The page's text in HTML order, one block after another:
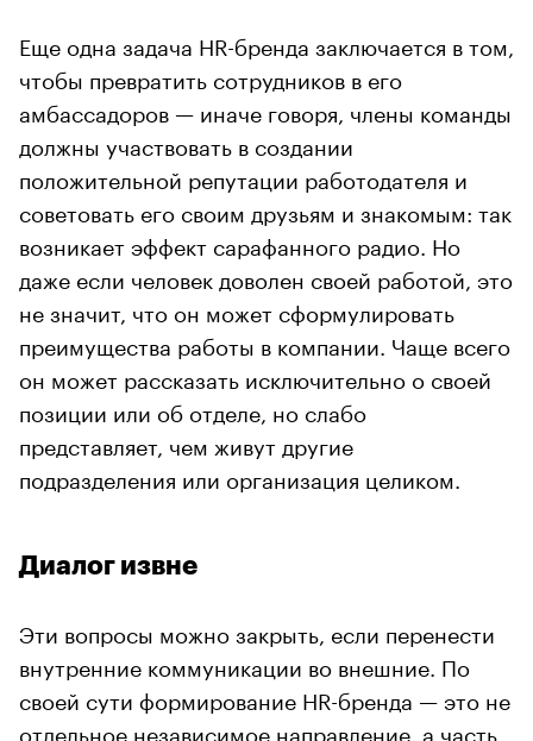
Еще одна задача HR-бренда заключается в том,
чтобы превратить сотрудников в его
амбассадоров — иначе говоря, члены команды
должны участвовать в создании
положительной репутации работодателя и
советовать его своим друзьям и знакомым: так
возникает эффект сарафанного радио. Но
даже если человек доволен своей работой, это
не значит, что он может сформулировать
преимущества работы в компании. Чаще всего
он может рассказать исключительно о своей
позиции или об отделе, но слабо
представляет, чем живут другие
подразделения или организация целиком.
Диалог извне
Эти вопросы можно закрыть, если перенести
внутренние коммуникации во внешние. По
своей сути формирование HR-бренда — это не
отдельное независимое направление, а часть